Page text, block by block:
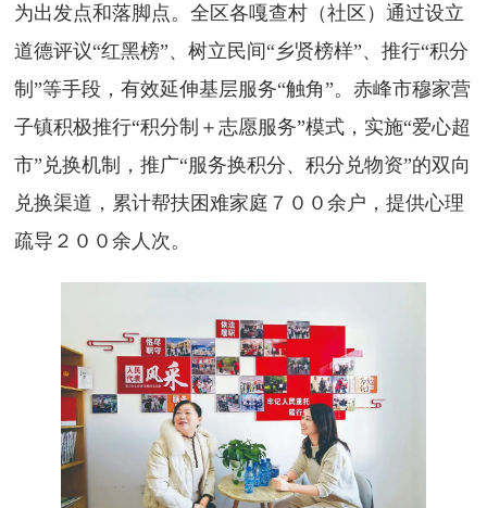
为出发点和落脚点。全区各嘎查村（社区）通过设立
道德评议“红黑榜”、树立民间“乡贤榜样”、推行“积分
制”等手段，有效延伸基层服务“触角”。赤峰市穆家营
子镇积极推行“积分制＋志愿服务”模式，实施“爱心超
市”兑换机制，推广“服务换积分、积分兑物资”的双向
兑换渠道，累计帮扶困难家庭７００余户，提供心理
疏导２００余人次。